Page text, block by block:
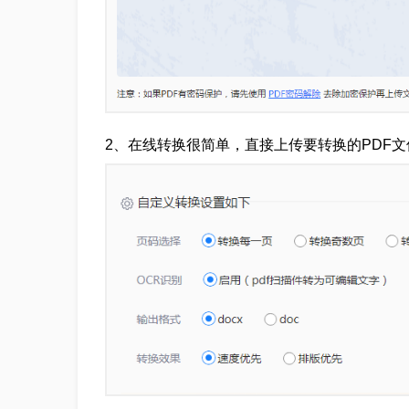
2、在线转换很简单，直接上传要转换的PDF文